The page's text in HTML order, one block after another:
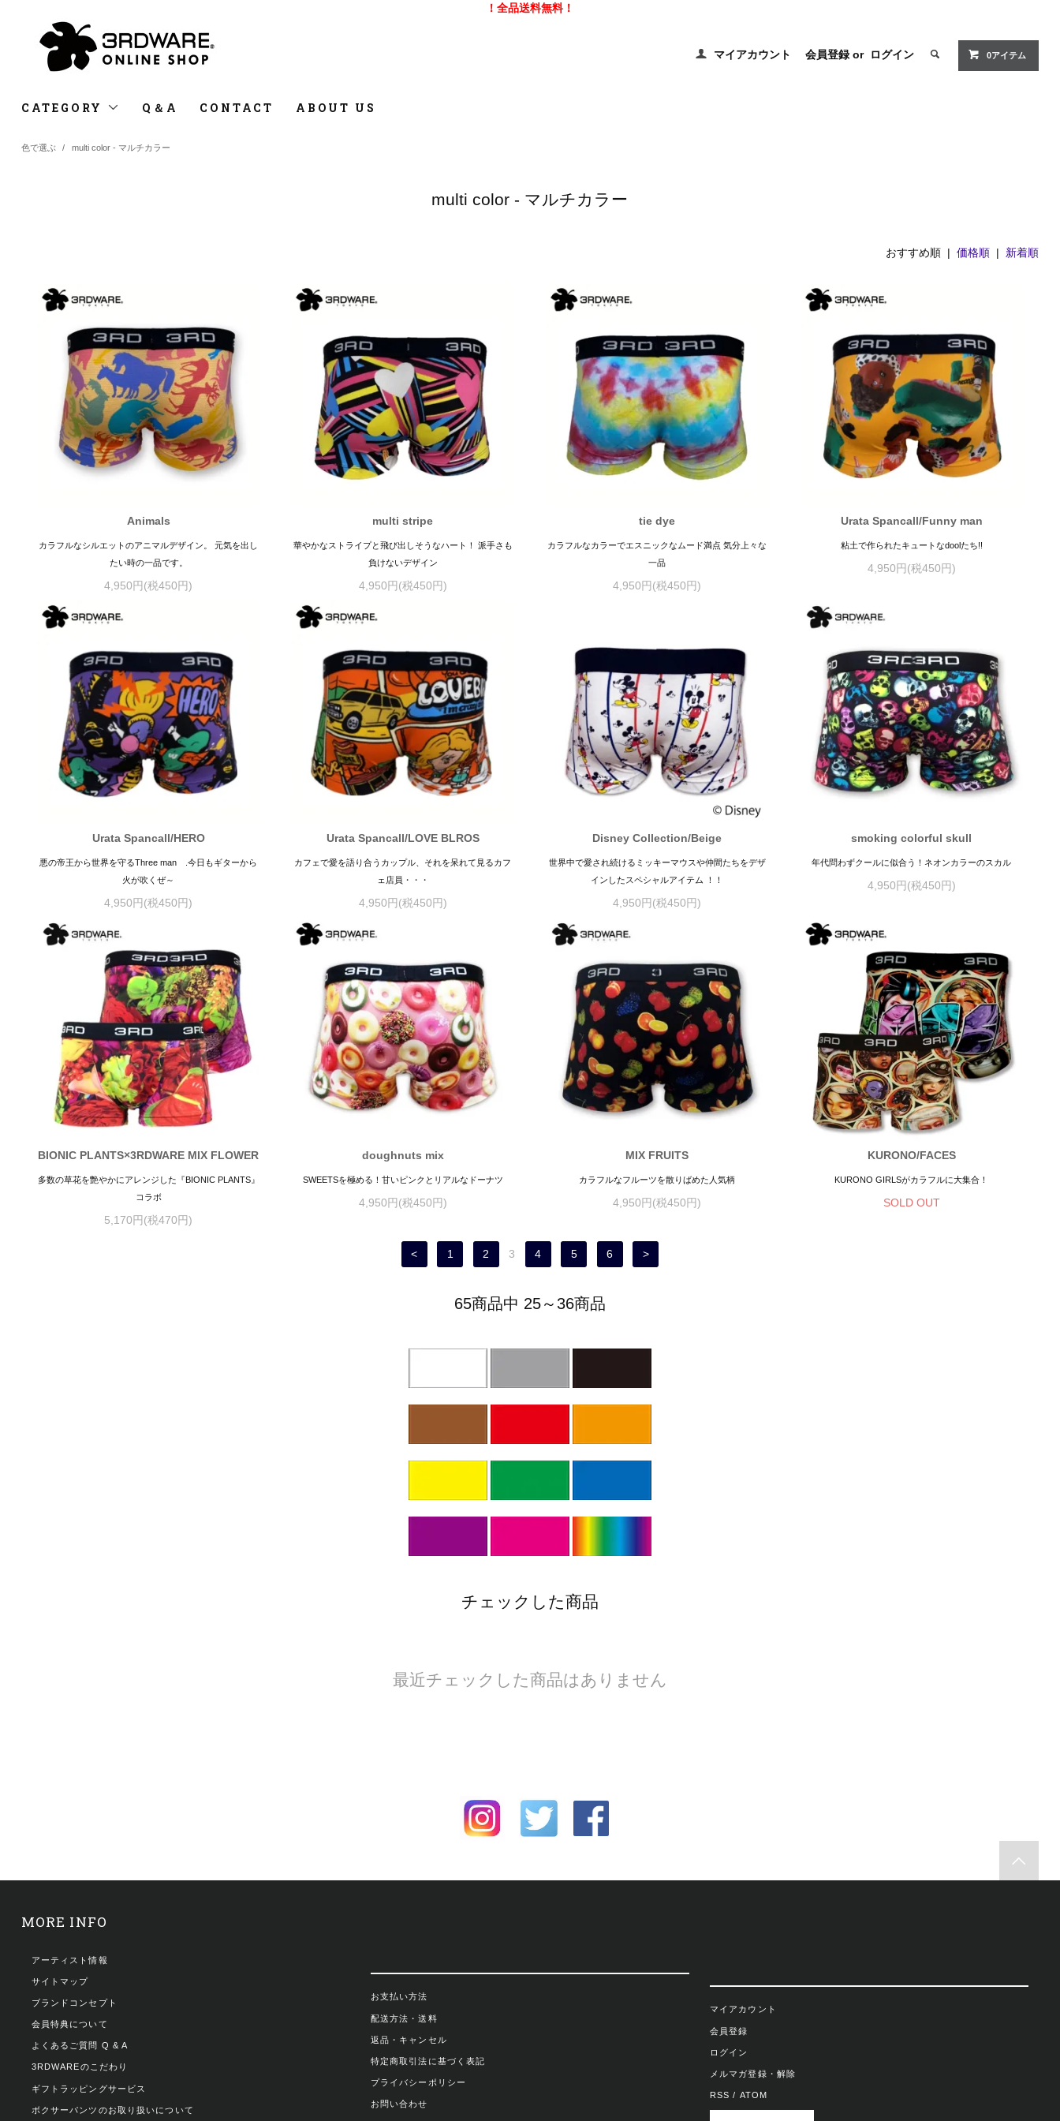
！全品送料無料！
マイアカウント 会員登録 or ログイン 0アイテム
CATEGORY Q＆A CONTACT ABOUT US
色で選ぶ / multi color - マルチカラー
multi color - マルチカラー
おすすめ順 |価格順 | 新着順
Animals
カラフルなシルエットのアニマルデザイン。 元気を出し
たい時の一品です。
4,950円(税450円)
multi stripe
華やかなストライプと飛び出しそうなハート！ 派手さも
負けないデザイン
4,950円(税450円)
tie dye
カラフルなカラーでエスニックなムード満点 気分上々な
一品
4,950円(税450円)
Urata Spancall/Funny man
粘土で作られたキュートなdoolたち!!
4,950円(税450円)
Urata Spancall/HERO
悪の帝王から世界を守るThree man .今日もギターから
火が吹くぜ～
4,950円(税450円)
Urata Spancall/LOVE BLROS
カフェで愛を語り合うカップル、それを呆れて見るカフ
ェ店員・・・
4,950円(税450円)
Disney Collection/Beige
世界中で愛され続けるミッキーマウスや仲間たちをデザ
インしたスペシャルアイテム ！！
4,950円(税450円)
smoking colorful skull
年代問わずクールに似合う！ネオンカラーのスカル
4,950円(税450円)
BIONIC PLANTS×3RDWARE MIX FLOWER
多数の草花を艶やかにアレンジした『BIONIC PLANTS』
コラボ
5,170円(税470円)
doughnuts mix
SWEETSを極める！甘いピンクとリアルなドーナツ
4,950円(税450円)
MIX FRUITS
カラフルなフルーツを散りばめた人気柄
4,950円(税450円)
KURONO/FACES
KURONO GIRLSがカラフルに大集合！
SOLD OUT
< 1 2 3 4 5 6 >
65商品中 25～36商品
チェックした商品
最近チェックした商品はありません
MORE INFO
アーティスト情報
サイトマップ
ブランドコンセプト
会員特典について
よくあるご質問 Q & A
3RDWAREのこだわり
ギフトラッピングサービス
ボクサーパンツのお取り扱いについて
お支払い方法
配送方法・送料
返品・キャンセル
特定商取引法に基づく表記
プライバシーポリシー
お問い合わせ
マイアカウント
会員登録
ログイン
メルマガ登録・解除
RSS / ATOM